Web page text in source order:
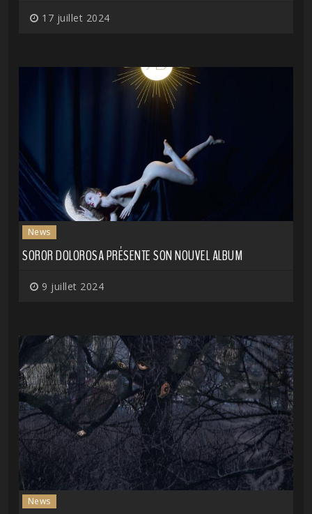
17 juillet 2024
News
SOROR DOLOROSA PRÉSENTE SON NOUVEL ALBUM
9 juillet 2024
News